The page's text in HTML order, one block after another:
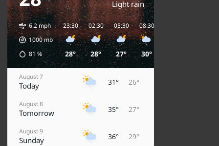
Light rain
6.2 mph
1000mb
81%
23:30
28°
02:30
28°
05:30
27°
08:30
30°
August 7
Today 31° 26°
August 8
Tomorrow 35° 27°
August 9
Sunday 36° 29°